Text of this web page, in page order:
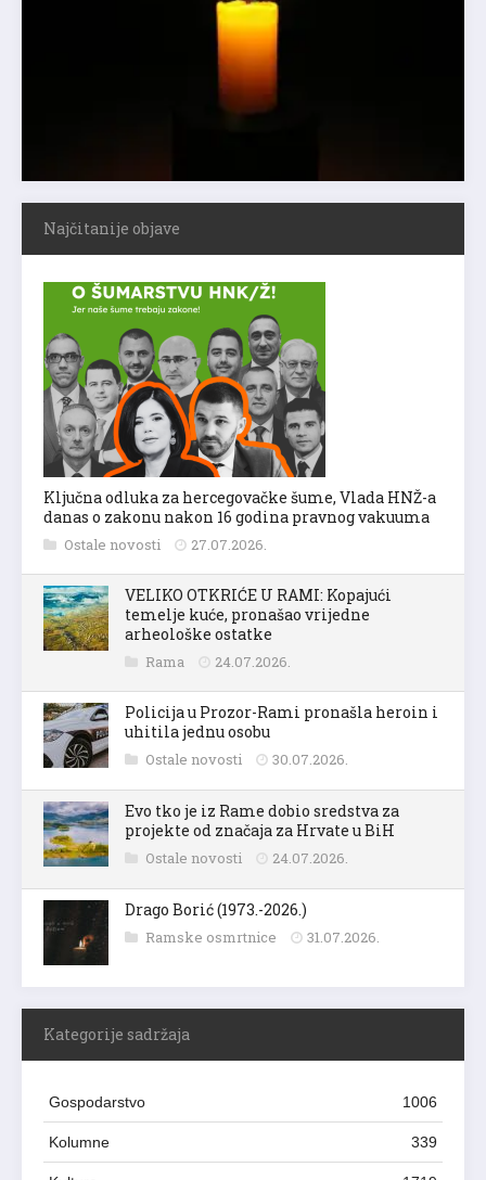
Najčitanije objave
Ključna odluka za hercegovačke šume, Vlada HNŽ-a
danas o zakonu nakon 16 godina pravnog vakuuma
Ostale novosti 27.07.2026.
VELIKO OTKRIĆE U RAMI: Kopajući
temelje kuće, pronašao vrijedne
arheološke ostatke
Rama 24.07.2026.
Policija u Prozor-Rami pronašla heroin i
uhitila jednu osobu
Ostale novosti 30.07.2026.
Evo tko je iz Rame dobio sredstva za
projekte od značaja za Hrvate u BiH
Ostale novosti 24.07.2026.
Drago Borić (1973.-2026.)
Ramske osmrtnice 31.07.2026.
Kategorije sadržaja
Gospodarstvo 1006
Kolumne 339